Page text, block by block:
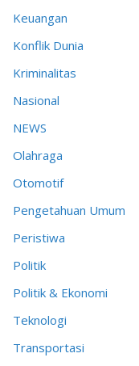
Keuangan
Konflik Dunia
Kriminalitas
Nasional
NEWS
Olahraga
Otomotif
Pengetahuan Umum
Peristiwa
Politik
Politik & Ekonomi
Teknologi
Transportasi